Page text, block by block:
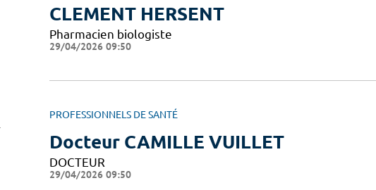
CLEMENT HERSENT
Pharmacien biologiste
29/04/2026 09:50
PROFESSIONNELS DE SANTÉ
Docteur CAMILLE VUILLET
DOCTEUR
29/04/2026 09:50